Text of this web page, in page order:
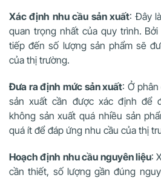
Xác định nhu cầu sản xuất: Đây
quan trọng nhất của quy trình.
tiếp đến số lượng sản phẩm sẽ
của thị trường.
Đưa ra định mức sản xuất: Ở
sản xuất cần được xác định để
không sản xuất quá nhiều sản
quá ít để đáp ứng nhu cầu của thị
Hoạch định nhu cầu nguyên liệu:
cần thiết, số lượng gần đúng